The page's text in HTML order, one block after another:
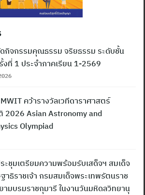
กิจกรรมคุณธรรม จริยธรรม ระดับชั้น
งที่ 1 ประจำภาคเรียน 1-2569
คว้ารางวัลเวทีดาราศาสตร์
2026 Asian Astronomy and
Olympiad
ะชุมเตรียมความพร้อมรับเสด็จฯ สมเด็จ
าธิราชเจ้า กรมสมเด็จพระเทพรัตนราช
ามบรมราชกุมารี ในงานวันมหิดลวิทยานุ